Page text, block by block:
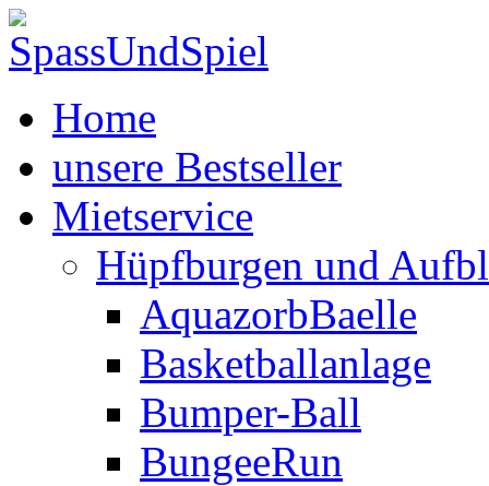
Home
unsere Bestseller
Mietservice
Hüpfburgen und
AquazorbBaelle
Basketballanlage
Bumper-Ball
BungeeRun